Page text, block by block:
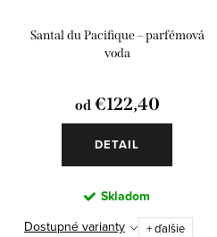
Santal du Pacifique – parfémová
voda
od €122,40
DETAIL
Skladom
Dostupné varianty
+ ďalšie